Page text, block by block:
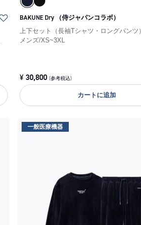
BAKUNE Dry （侍ジャパンコラボ）
上下セット（長袖Tシャツ・ロングパンツ）
メンズ/XS~3XL
¥ 30,800 (参考税込)
カートに追加
一般医療機器